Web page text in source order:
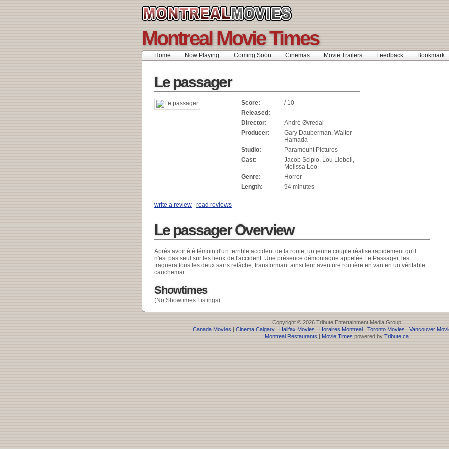
Montreal Movie Times
Home Now Playing Coming Soon Cinemas Movie Trailers Feedback Bookmark
Le passager
Score:
/ 10
Released:
Director:
André Øvredal
Producer:
Gary Dauberman, Walter
Hamada
Studio:
Paramount Pictures
Cast:
Jacob Scipio, Lou Llobell,
Melissa Leo
Genre:
Horror
Length:
94 minutes
write a review | read reviews
Le passager Overview
Après avoir été témoin d'un terrible accident de la route, un jeune couple réalise rapidement qu'il
n'est pas seul sur les lieux de l'accident. Une présence démoniaque appelée Le Passager, les
traquera tous les deux sans relâche, transformant ainsi leur aventure routière en van en un véritable
cauchemar.
Showtimes
(No Showtimes Listings)
Copyright © 2026 Tribute Entertainment Media Group
Canada Movies | Cinema Calgary| Halifax Movies | Horaires Montreal| Toronto Movies | Vancouver
Montreal Restaurants | Movie Times powered by Tribute.ca